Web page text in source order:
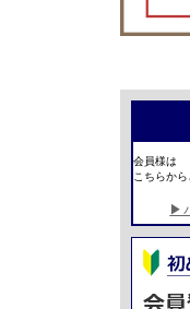
会員様は
こちらか
▶